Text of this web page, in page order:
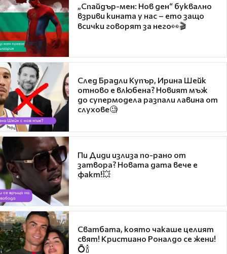
„Спайдър-мен: Нов ден“ буквално
взриви кината у нас – ето защо
всички говорят за него👀🎬
След Брадли Купър, Ирина Шейк
отново е влюбена? Новият мъж
до супермодела разпали лавина от
слухове🧐
Пи Диди излиза по-рано от
затвора? Новата дата вече е
факт!💥
Сватбата, която чакаше целият
свят! Кристиано Роналдо се жени!
💍🍾